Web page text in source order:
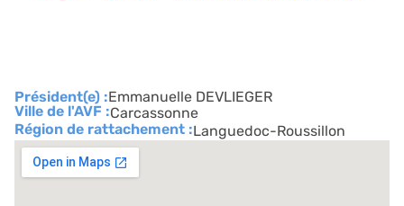
Président(e) :Emmanuelle DEVLIEGER
Ville de l'AVF :Carcassonne
Région de rattachement :Languedoc-Roussillon